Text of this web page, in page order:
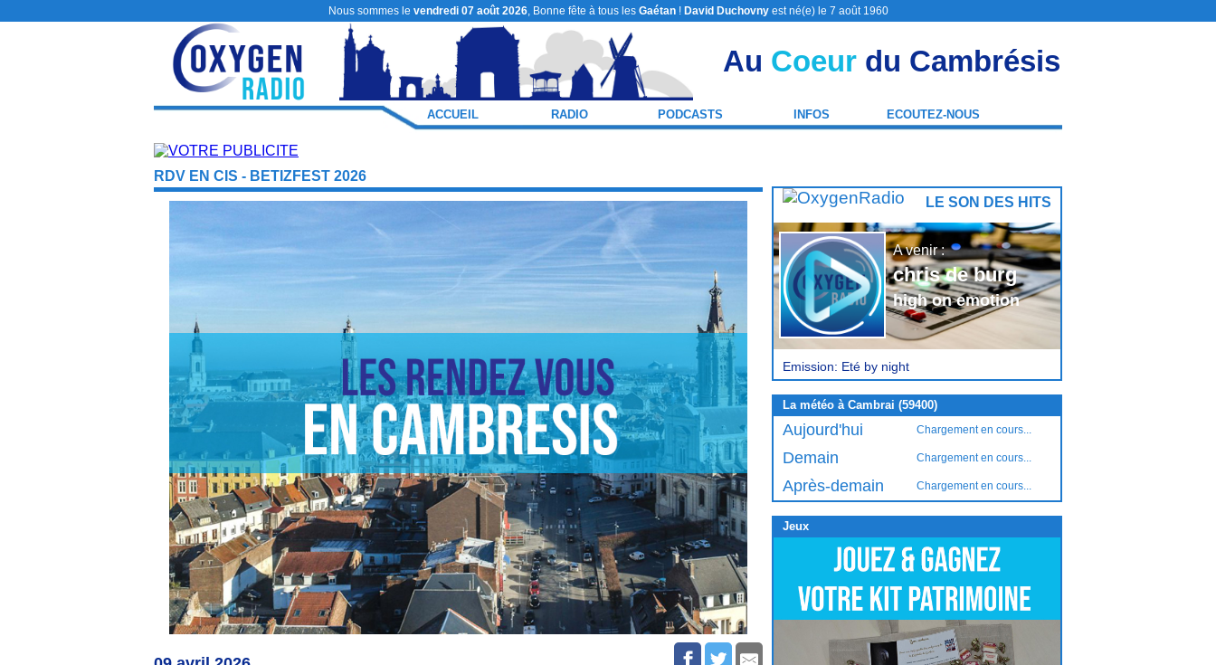
Nous sommes le vendredi 07 août 2026, Bonne fête à tous les Gaétan! David Duchovnyest né(e) le 7 août 1960
Au Coeurdu Cambrésis
ACCUEIL RADIO PODCASTS INFOS ECOUTEZ-NOUS
RDV EN CIS - BETIZFEST 2026
LE SON DES HITS
A venir :
chris de burg
high on emotion
Emission: Eté by night
La météo à Cambrai (59400)
Aujourd'hui Chargement en cours...
Demain Chargement en cours...
Après-demain Chargement en cours...
Jeux